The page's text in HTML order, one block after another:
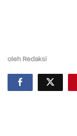
oleh Redaksi